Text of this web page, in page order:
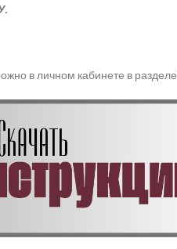
в личном кабинете в разделе